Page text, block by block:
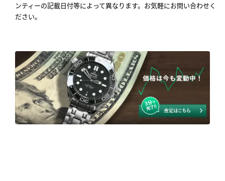
ンティーの記載日付等によって異なります。お気軽にお問い合わせく
ださい。